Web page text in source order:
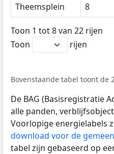
Theemsplein
8
Toon 1 tot 8 van 22 rijen
Toon
rijen
Bovenstaande tabel toont de
De BAG (Basisregistratie
alle panden,
Voorlopige energielabels
download voor de
tabel zijn gebaseerd op